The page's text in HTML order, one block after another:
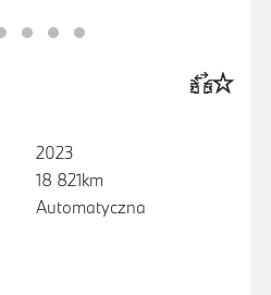
2023
18 821km
Automatyczna